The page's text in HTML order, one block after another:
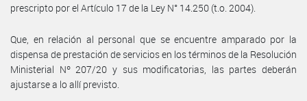
prescripto por el Artículo 17 de la Ley N° 14.250 (t.o. 2004).
Que, en relación al personal que se encuentre amparado por la
dispensa de prestación de servicios en los términos de la Resolución
Ministerial Nº 207/20 y sus modificatorias, las partes deberán
ajustarse a lo allí previsto.